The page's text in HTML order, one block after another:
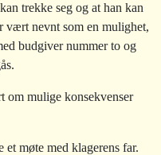
trekke seg og at han kan
vært nevnt som en mulighet,
budgiver nummer to og
om mulige konsekvenser
møte med klagerens far.